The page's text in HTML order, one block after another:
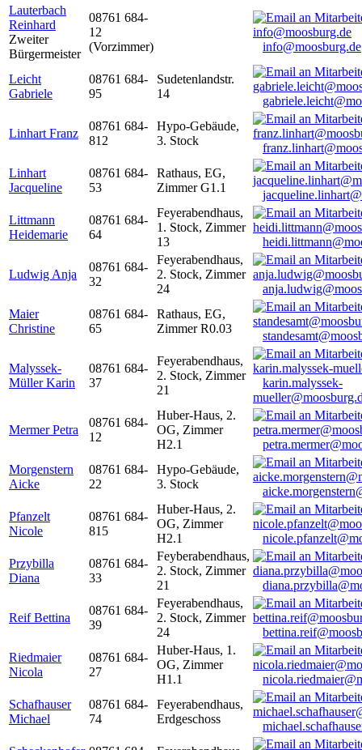
Lauterbach
Reinhard
Zweiter
Bürgermeister
08761 684-
12
(Vorzimmer)
info@moosburg.de
Leicht
Gabriele
08761 684-
95
Sudetenlandstr.
14
Linhart Franz
08761 684-
812
Hypo-Gebäude,
3. Stock
Linhart
Jacqueline
08761 684-
53
Rathaus, EG,
Zimmer G1.1
Littmann
Heidemarie
08761 684-
64
Feyerabendhaus,
1. Stock, Zimmer
13
Ludwig Anja
08761 684-
32
Feyerabendhaus,
2. Stock, Zimmer
24
Maier
Christine
08761 684-
65
Rathaus, EG,
Zimmer R0.03
Malyssek-
Müller Karin
08761 684-
37
Feyerabendhaus,
2. Stock, Zimmer
21
karin.malyssek-
Mermer Petra
08761 684-
12
Huber-Haus, 2.
OG, Zimmer
H2.1
Morgenstern
Aicke
08761 684-
22
Hypo-Gebäude,
3. Stock
Pfanzelt
Nicole
08761 684-
815
Huber-Haus, 2.
OG, Zimmer
H2.1
Przybilla
Diana
08761 684-
33
Feyberabendhaus,
2. Stock, Zimmer
21
Reif Bettina
08761 684-
39
Feyerabendhaus,
2. Stock, Zimmer
24
Riedmaier
Nicola
08761 684-
27
Huber-Haus, 1.
OG, Zimmer
H1.1
Schafhauser
Michael
08761 684-
74
Feyerabendhaus,
Erdgeschoss